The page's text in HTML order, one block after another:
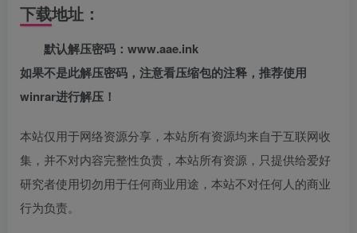
下载地址：
默认解压密码：www.aae.ink
如果不是此解压密码，注意看压缩包的注释，推荐使用
winrar进行解压！
本站仅用于网络资源分享，本站所有资源均来自于互联网收
集，并不对内容完整性负责，本站所有资源，只提供给爱好
研究者使用切勿用于任何商业用途，本站不对任何人的商业
行为负责。